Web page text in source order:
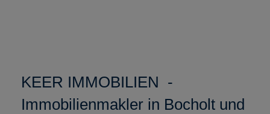
KEER IMMOBILIEN -
Immobilienmakler in Bocholt und